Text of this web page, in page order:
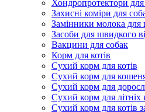
Хондропротектори для
Захисні коміри для
Замінники молока для
Засоби для швидкого
Вакцини для собак
Корм для котів
Сухий корм для котів
Сухий корм для
Сухий корм для
Сухий корм для літніх
Сухий корм для котів